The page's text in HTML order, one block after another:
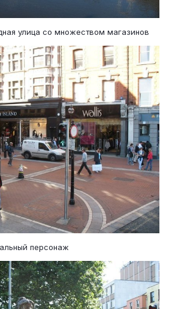
улица со множеством магазинов
персонаж